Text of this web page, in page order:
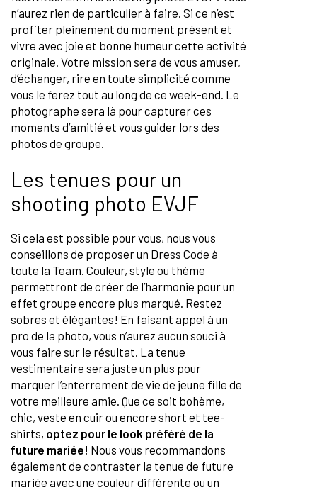
n’aurez rien de particulier à faire. Si ce n’est
profiter pleinement du moment présent et
vivre avec joie et bonne humeur cette activité
originale. Votre mission sera de vous amuser,
d’échanger, rire en toute simplicité comme
vous le ferez tout au long de ce week-end. Le
photographe sera là pour capturer ces
moments d’amitié et vous guider lors des
photos de groupe.
Les tenues pour un
shooting photo EVJF
Si cela est possible pour vous, nous vous
conseillons de proposer un Dress Code à
toute la Team. Couleur, style ou thème
permettront de créer de l’harmonie pour un
effet groupe encore plus marqué. Restez
sobres et élégantes! En faisant appel à un
pro de la photo, vous n’aurez aucun souci à
vous faire sur le résultat. La tenue
vestimentaire sera juste un plus pour
marquer l’enterrement de vie de jeune fille de
votre meilleure amie. Que ce soit bohème,
chic, veste en cuir ou encore short et tee-
shirts, optez pour le look préféré de la
future mariée! Nous vous recommandons
également de contraster la tenue de future
mariée avec une couleur différente ou un